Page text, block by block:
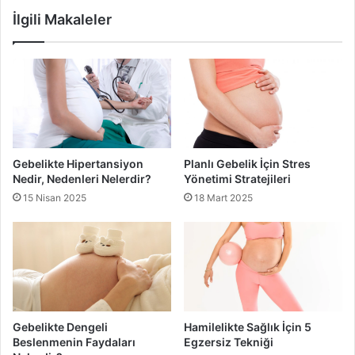
sorusunun yanıtını öğrendikten sonra, bu yağ asidini nasıl
alabileceğinize bakalım. Omega-3 bakımından zengin
Balıklar:
Somon, sardalya, uskumru gibi yağlı balıklar,
Omega-3’ün en iyi kaynaklarıdır. Ancak civa içeriği
yüksek olan balıklardan uzak durulmalıdır.
Ceviz ve Keten Tohumu:
Bitkisel kaynaklardan
Omega-3 almak isteyenler için ceviz, keten tohumu
ve chia tohumu ideal seçeneklerdir.
Takviyeler:Doktor önerisiyle Omega-3 kapsülleri
kullanılabilir. Ancak hamilelikte herhangi bir takviye
almadan önce mutlaka doktora danışılmalıdır.
Dikkat Edilmesi Gerekenler
Hamilelikte Omega-3 alımı faydalı olsa da dikkat edilmesi
İlgili Makaleler
Gebelikte Hipertansiyon
Nedir, Nedenleri Nelerdir?
15 Nisan 2025
Planlı Gebelik İçin Stres
Yönetimi Stratejileri
18 Mart 2025
Gebelikte Dengeli
Beslenmenin Faydaları
Hamilelikte Sağlık İçin 5
Egzersiz Tekniği